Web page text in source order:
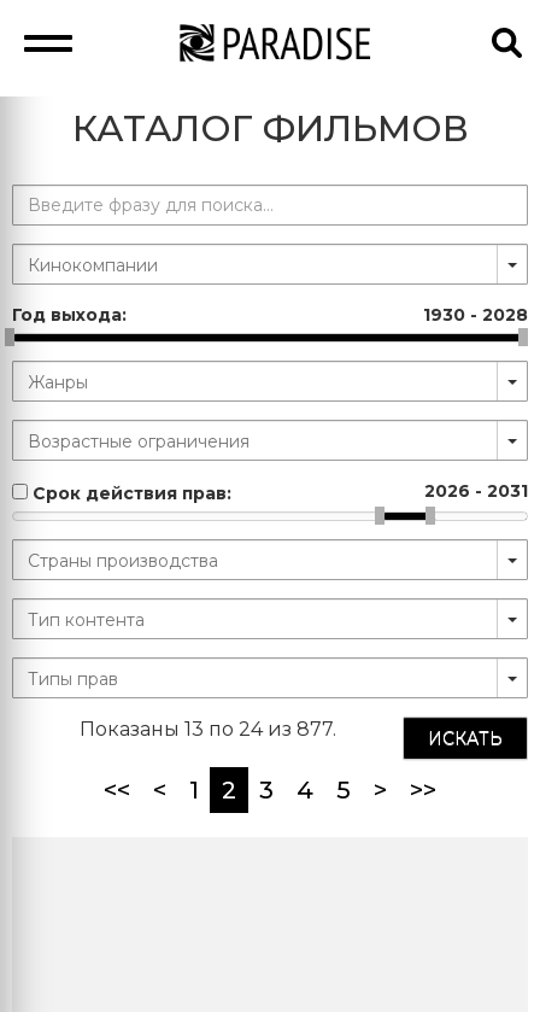
КАТАЛОГ ФИЛЬМОВ
Год выхода: 1930 - 2028
Срок действия прав: 2026 - 2031
ИСКАТЬ
Показаны 13 по 24 из 877.
<< < 1 2 (current)
3 4 5 > >>